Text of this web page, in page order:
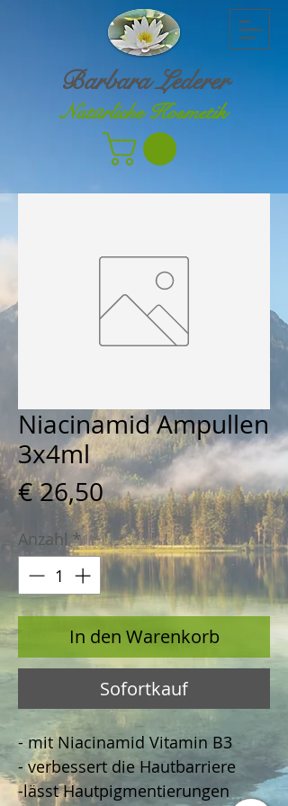
Barbara Lederer
Natürliche Kosmetik
Niacinamid Ampullen
3x4ml
€ 26,50Preis
Anzahl *
In den Warenkorb
Sofortkauf
- mit Niacinamid Vitamin B3
- verbessert die Hautbarriere
-lässt Hautpigmentierungen